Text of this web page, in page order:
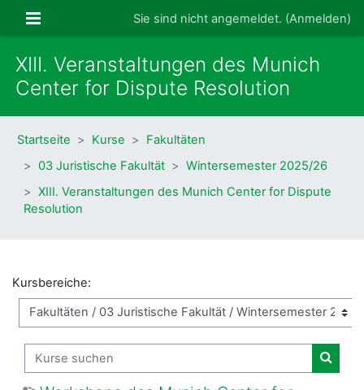
Website-ÜbersichtSie sind nicht angemeldet. (Anmelden)
XIII. Veranstaltungen des Munich
Center for Dispute Resolution
Startseite Kurse
Fakultäten
03 Juristische Fakultät
Wintersemester 2025/26
XIII. Veranstaltungen des Munich Center for Dispute
Resolution
Kursbereiche:
Kurse suchen
Kurse